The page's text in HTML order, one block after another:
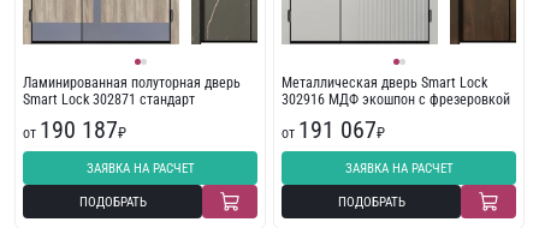
Ламинированная полуторная дверь
Smart Lock 302871 стандарт
от 190 187₽
ЗАЯВКА НА РАСЧЕТ
ПОДОБРАТЬ
Металлическая дверь Smart Lock
302916 МДФ экошпон с фрезеровкой
от 191 067₽
ЗАЯВКА НА РАСЧЕТ
ПОДОБРАТЬ